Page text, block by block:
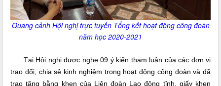
Quang cảnh Hội nghị trực tuyến Tổng kết hoạt động công đoàn
năm học 2020-2021
Tại Hội nghị được nghe 09 ý kiến tham luận của các đơn vị
trao đổi, chia sẻ kinh nghiệm trong hoạt động công đoàn và đã
trao tặng bằng khen của Liên đoàn Lao động tỉnh, giấy khen